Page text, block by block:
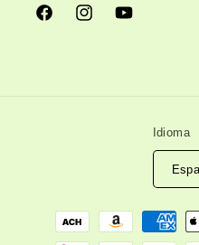
FacebookInstagramYouTube
Idioma
Formas